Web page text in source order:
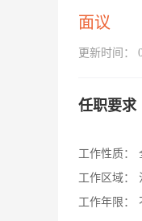
面议
更新时间：
任职要求
工作性质：
工作区域：
工作年限：